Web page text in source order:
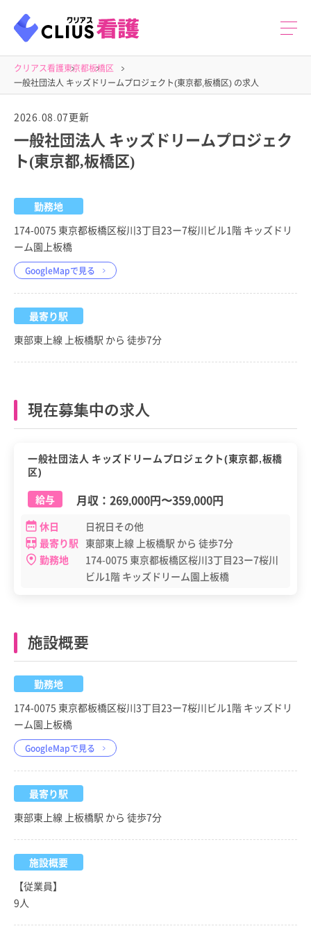
クリアス看護東京都板橋区
一般社団法人 キッズドリームプロジェクト(東京都,板橋区) の求人
2026.08.07更新
一般社団法人 キッズドリームプロジェク
ト(東京都,板橋区)
勤務地
174-0075 東京都板橋区桜川3丁目23ー7桜川ビル1階 キッズドリ
ーム園上板橋
GoogleMapで見る
最寄り駅
東部東上線 上板橋駅 から 徒歩7分
現在募集中の求人
一般社団法人 キッズドリームプロジェクト(東京都,板橋
区)
給与
月収： 269,000円〜359,000円
休日
日祝日その他
最寄り駅 東部東上線 上板橋駅 から 徒歩7分
勤務地
174-0075 東京都板橋区桜川3丁目23ー7桜川
ビル1階 キッズドリーム園上板橋
施設概要
勤務地
174-0075 東京都板橋区桜川3丁目23ー7桜川ビル1階 キッズドリ
ーム園上板橋
GoogleMapで見る
最寄り駅
東部東上線 上板橋駅 から 徒歩7分
施設概要
【従業員】
9人